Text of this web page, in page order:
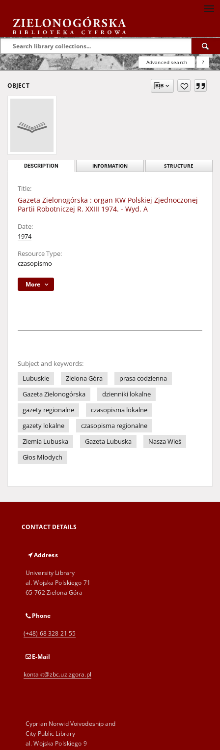
Advanced search ?
OBJECT
DESCRIPTION INFORMATION STRUCTURE
Title:
Gazeta Zielonogórska : organ KW Polskiej Zjednoczonej
Partii Robotniczej R. XXIII 1974. - Wyd. A
Date:
1974
Resource Type:
czasopismo
More
Subject and keywords:
Lubuskie
Zielona Góra
prasa codzienna
Gazeta Zielonogórska
dzienniki lokalne
gazety regionalne
czasopisma lokalne
gazety lokalne
czasopisma regionalne
Ziemia Lubuska
Gazeta Lubuska
Nasza Wieś
Głos Młodych
CONTACT DETAILS
Address
University Library
al. Wojska Polskiego 71
65-762 Zielona Góra
Phone
(+48) 68 328 21 55
E-Mail
kontakt@zbc.uz.zgora.pl
Cyprian Norwid Voivodeship and
City Public Library
al. Wojska Polskiego 9